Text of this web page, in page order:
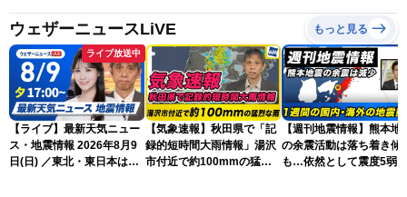
ウェザーニュースLiVE もっと見る
ライブ放送中
【ライブ】最新天気ニュー
ス・地震情報 2026年8月9
日(日) ／東北・東日本は急
【気象速報】秋田県で「記
録的短時間大雨情報」湯沢
市付近で約100mmの猛烈
【週刊地震情報】熊本地
の余震活動は落ち着き傾
も…依然として震度5弱警